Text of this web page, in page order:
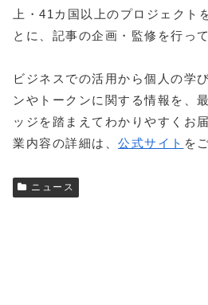
上・41カ国以上のプロジェクト
とに、記事の企画・監修を行っ
ビジネスでの活用から個人の学
ンやトークンに関する情報を、
ッジを踏まえてわかりやすくお
業内容の詳細は、 公式サイト を
ニュース